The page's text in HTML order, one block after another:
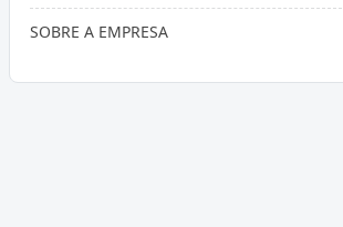
SOBRE A EMPRESA